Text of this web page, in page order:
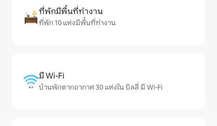
ที่พักมีพื้นที่ทำงาน
ที่พัก 10 แห่งมีพื้นที่ทำงาน
มี Wi-Fi
บ้านพักตากอากาศ 30 แห่งใน บิลลี่ มี Wi-Fi